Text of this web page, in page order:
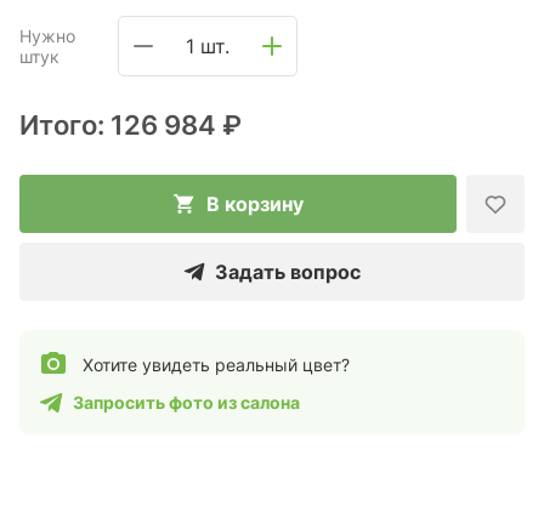
Нужно
штук
1 шт.
Итого: 126 984 ₽
В корзину
Задать вопрос
Хотите увидеть реальный цвет?
Запросить фото из салона